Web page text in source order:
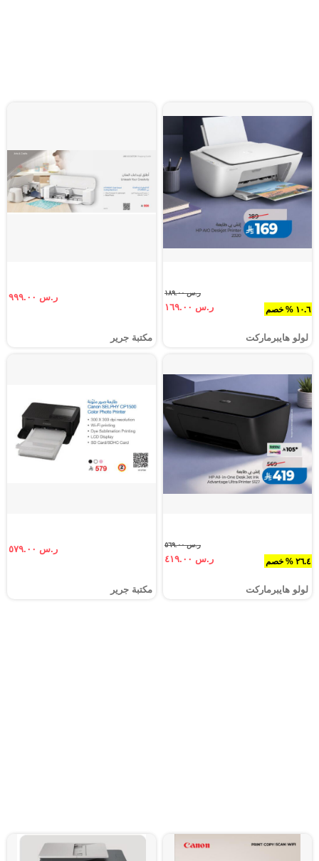
١٠.٦ % خصم
ر.س ١٨٩.٠٠
ر.س ١٦٩.٠٠
لولو هايبرماركت
ر.س ٩٩٩.٠٠
مكتبة جرير
٢٦.٤ % خصم
ر.س ٥٦٩.٠٠
ر.س ٤١٩.٠٠
لولو هايبرماركت
ر.س ٥٧٩.٠٠
مكتبة جرير